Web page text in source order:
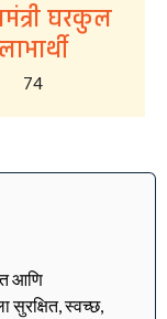
घरकुल
74
आणि
सुरक्षित, स्वच्छ,